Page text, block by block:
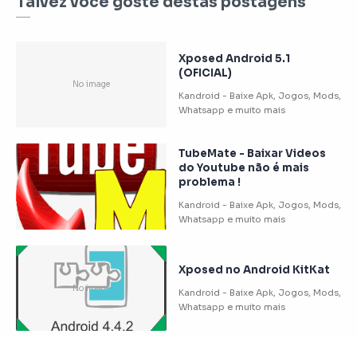
Xposed Android 5.1
(OFICIAL)
TubeMate - Baixar Videos
do Youtube não é mais
problema !
Xposed no Android KitKat